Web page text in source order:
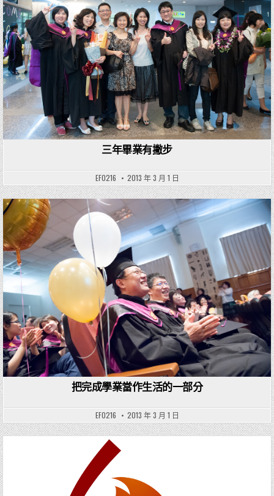
三年畢業有撇步
EF0216 2013 年 3 月 1 日
Posted in
把完成學業當作生活的一部分
EF0216 2013 年 3 月 1 日
Posted in